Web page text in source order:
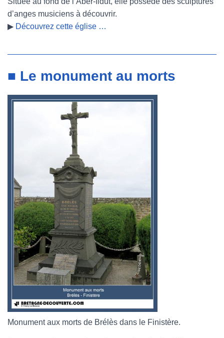
d’anges musiciens à découvrir.
▶ Découvrez cette église …
■ Le monument au morts
Monument aux morts de Brélès dans le Finistère.